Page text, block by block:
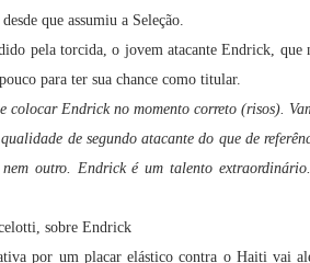
que assumiu a Seleção.
pela torcida, o jovem atacante Endrick, que
para ter sua chance como titular.
colocar Endrick no momento correto (risos).
de segundo atacante do que de
outro. Endrick é um talento
sobre Endrick
por um placar elástico contra o Haiti vai